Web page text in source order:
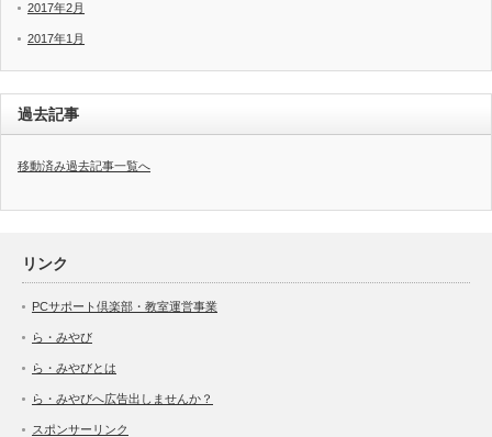
2017年2月
2017年1月
過去記事
移動済み過去記事一覧へ
リンク
PCサポート倶楽部・教室運営事業
ら・みやび
ら・みやびとは
ら・みやびへ広告出しませんか？
スポンサーリンク